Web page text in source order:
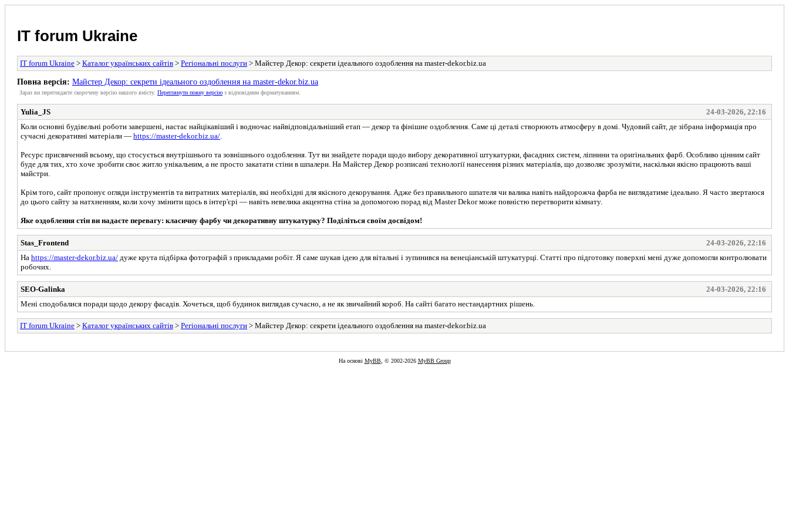
IT forum Ukraine
IT forum Ukraine > Каталог українських сайтів > Регіональні послуги > Майстер Декор: секрети ідеального оздоблення на master-dekor.biz.ua
Повна версія: Майстер Декор: секрети ідеального оздоблення на master-dekor.biz.ua
Зараз ви переглядаєте скорочену версію нашого вмісту. Переглянути повну версію з відповідним форматуванням.
Yulia_JS
24-03-2026, 22:16
Коли основні будівельні роботи завершені, настає найцікавіший і водночас найвідповідальніший етап — декор та фінішне оздоблення. Саме ці деталі створюють атмосферу в домі. Чудовий сайт, де зібрана інформація про
сучасні декоративні матеріали — https://master-dekor.biz.ua/
Ресурс присвячений всьому, що стосується внутрішнього та зовнішнього оздоблення. Тут ви знайдете поради щодо вибору декоративної штукатурки, фасадних систем, ліпнини та оригінальних фарб. Особливо цінним сайт
буде для тих, хто хоче зробити своє житло унікальним, а не просто закатати стіни в шпалери. На Майстер Декор розписані технології нанесення різних матеріалів, що дозволяє зрозуміти, наскільки якісно працюють ваші
майстри.
Крім того, сайт пропонує огляди інструментів та витратних матеріалів, які необхідні для якісного декорування. Адже без правильного шпателя чи валика навіть найдорожча фарба не виглядатиме ідеально. Я часто звертаюся
до цього сайту за натхненням, коли хочу змінити щось в інтер'єрі — навіть невелика акцентна стіна за допомогою порад від Master Dekor може повністю перетворити кімнату.
Яке оздоблення стін ви надаєте перевагу: класичну фарбу чи декоративну штукатурку? Поділіться своїм досвідом!
Stas_Frontend
24-03-2026, 22:16
На https://master-dekor.biz.ua/ дуже крута підбірка фотографій з прикладами робіт. Я саме шукав ідею для вітальні і зупинився на венеціанській штукатурці. Статті про підготовку поверхні мені дуже допомогли контролювати
робочих.
SEO-Galinka
24-03-2026, 22:16
Мені сподобалися поради щодо декору фасадів. Хочеться, щоб будинок виглядав сучасно, а не як звичайний короб. На сайті багато нестандартних рішень.
IT forum Ukraine > Каталог українських сайтів > Регіональні послуги > Майстер Декор: секрети ідеального оздоблення на master-dekor.biz.ua
На основі MyBB, © 2002-2026 MyBB Group